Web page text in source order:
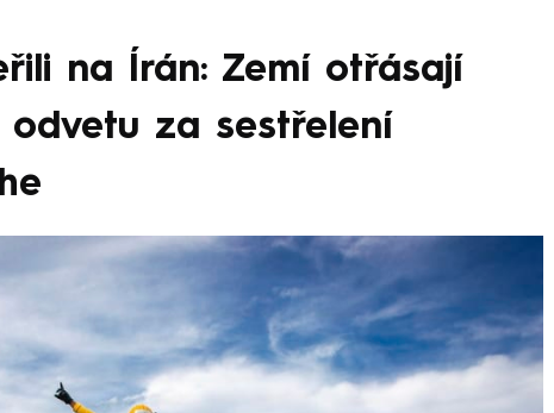
na Írán: Zemí otřásají
za sestřelení